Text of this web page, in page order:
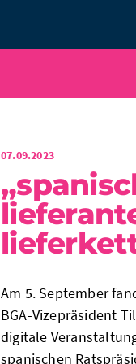
07.09.2023
Am 5. September
BGA-Vizepräsident
digitale
spanischen